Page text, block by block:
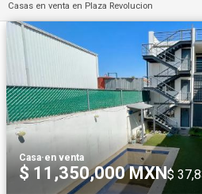
Casas en venta en Plaza Revolucion
Casa·en venta
$ 11,350,000 MXN$